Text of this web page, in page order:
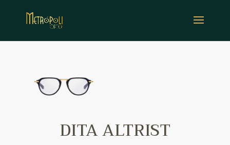
DITA ALTRIST